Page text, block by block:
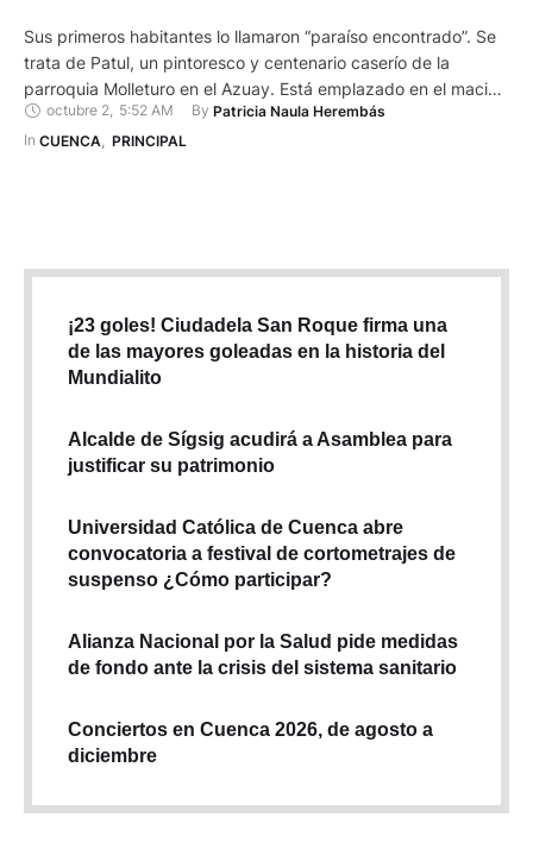
Sus primeros habitantes lo llamaron “paraíso encontrado”. Se
trata de Patul, un pintoresco y centenario caserío de la
parroquia Molleturo en el Azuay. Está emplazado en el macizo
del Cajas a orillas de la laguna Cochuma. La neblina, el
páramo y los extensos pajonales caracterizan el paisaje.
octubre 2, 5:52 AM By Patricia Naula Herembás
In CUENCA PRINCIPAL
¡23 goles! Ciudadela San Roque firma una
de las mayores goleadas en la historia del
Mundialito
Alcalde de Sígsig acudirá a Asamblea para
justificar su patrimonio
Universidad Católica de Cuenca abre
convocatoria a festival de cortometrajes de
suspenso ¿Cómo participar?
Alianza Nacional por la Salud pide medidas
de fondo ante la crisis del sistema sanitario
Conciertos en Cuenca 2026, de agosto a
diciembre